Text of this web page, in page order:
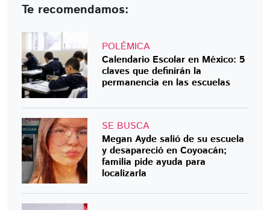
Te recomendamos:
POLÉMICA
Calendario Escolar en México: 5
claves que definirán la
permanencia en las escuelas
SE BUSCA
Megan Ayde salió de su escuela
y desapareció en Coyoacán;
familia pide ayuda para
localizarla